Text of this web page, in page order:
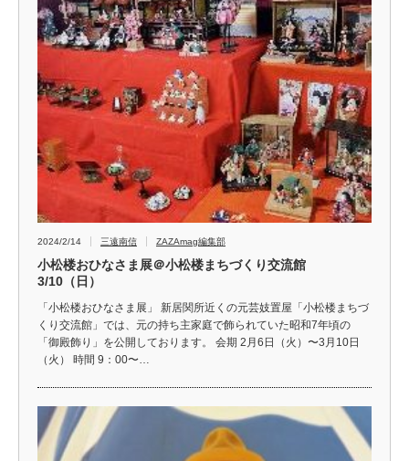
2024/2/14 三遠南信 ZAZAmag編集部
小松楼おひなさま展＠小松楼まちづくり交流館
3/10（日）
「小松楼おひなさま展」 新居関所近くの元芸妓置屋「小松楼まちづ
くり交流館」では、元の持ち主家庭で飾られていた昭和7年頃の
「御殿飾り」を公開しております。 会期 2月6日（火）〜3月10日
（火） 時間 9：00〜…